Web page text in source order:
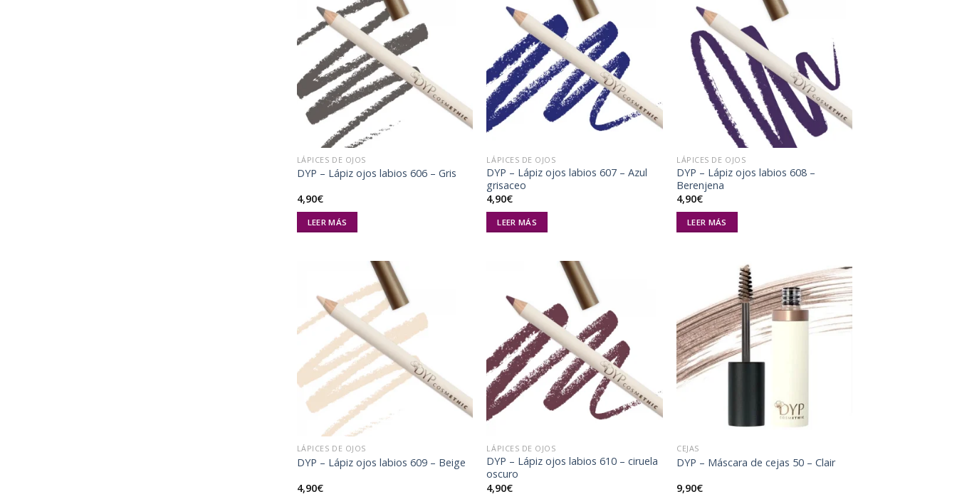
LÁPICES DE OJOS
DYP – Lápiz ojos labios 606 – Gris
4,90€
LEER MÁS
lista de
deseos
LÁPICES DE OJOS
DYP – Lápiz ojos labios 607 – Azul
grisaceo
4,90€
LEER MÁS
a la
lista de
deseos
LÁPICES DE OJOS
DYP – Lápiz ojos labios 608 –
Berenjena
4,90€
LEER MÁS
LÁPICES DE OJOS
DYP – Lápiz ojos labios 609 – Beige
4,90€
lista de
deseos
LÁPICES DE OJOS
DYP – Lápiz ojos labios 610 – ciruela
oscuro
4,90€
Añadir
a la
CEJAS
DYP – Máscara de cejas 50 – Clair
9,90€